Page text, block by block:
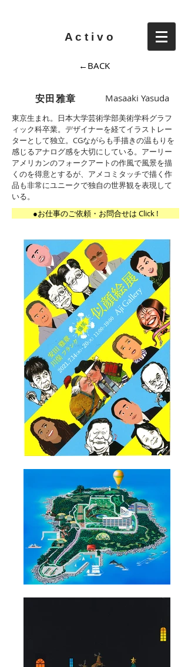
A c t i v o
←BACK
安田雅章 Masaaki Yasuda
東京生まれ。日本大学芸術学部美術学科グラフ
ィック科卒業。デザイナーを経てイラストレー
ターとして独立。CGながらも手描きの温もりを
感じるアナログ感を大切にしている。アーリー
アメリカンのフォークアートの作風で風景を描
くのを得意とするが、アメコミタッチで描く作
品も非常にユニークで独自の世界観を表現して
いる。
●お仕事のご依頼・お問合せは Click !